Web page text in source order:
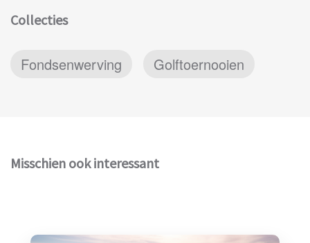
Collecties
Fondsenwerving Golftoernooien
Misschien ook interessant